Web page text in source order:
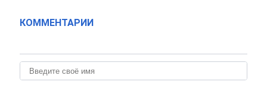
КОММЕНТАРИИ